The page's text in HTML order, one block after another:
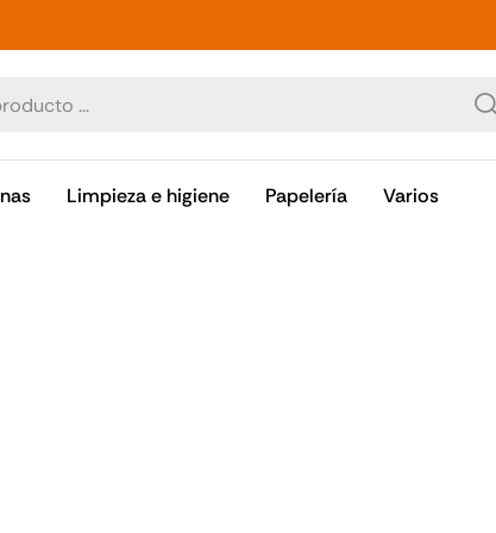
Limpieza e higiene Papelería Varios